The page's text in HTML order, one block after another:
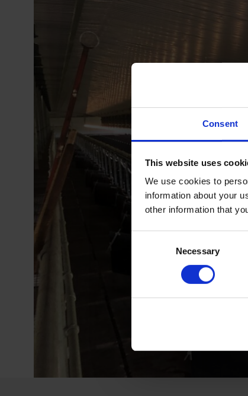
Consent
This website uses
We use cookies to
information about your
other information that
Necessary